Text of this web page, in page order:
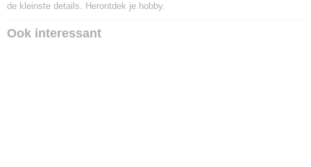
de kleinste details. Herontdek je hobby.
Ook interessant